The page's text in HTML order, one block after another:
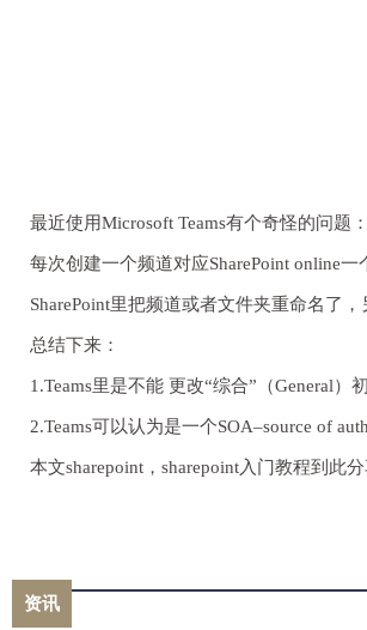
最近使用Microsoft Teams有个奇怪的问题：
每次创建一个频道对应SharePoint online
SharePoint里把频道或者文件夹重命名了
总结下来：
1.Teams里是不能 更改“综合”（General）
2.Teams可以认为是一个SOA–source of
本文sharepoint，sharepoint入门教程到此
资讯